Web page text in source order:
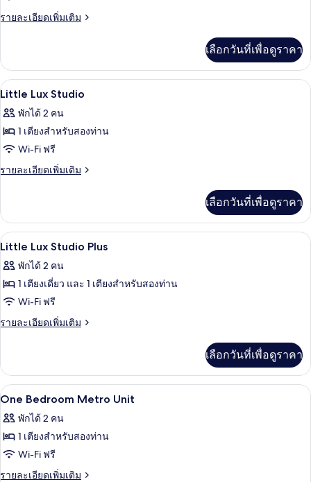
(Accessible)
รายละเอียดเพิ่มเติม
ราย
เกี่ยว
กับ
สตู
โอ
(Accessible)
เลือกวันที่เพื่อดูราคา
เปิด
ภาพถ่าย
ทั้งหมด
ของ
Little
ผ้าม่านกันแสง, เตารีด/โต๊ะรีดผ้า, เปล/
6
Little Lux Studio
พักได้ 2 คน
1 เตียงสำหรับสองท่าน
Wi-Fi ฟรี
รายละเอียดเพิ่มเติม
ราย
เกี่ยว
กับ
Little
Studio
เลือกวันที่เพื่อดูราคา
เปิด
ภาพถ่าย
ทั้งหมด
ของ
Little
Plus
ผ้าม่านกันแสง, เตารีด/โต๊ะรีดผ้า, เปล/
4
Little Lux Studio Plus
พักได้ 2 คน
1 เตียงเดี่ยว และ 1 เตียงสำหรับสองท่าน
Wi-Fi ฟรี
รายละเอียดเพิ่มเติม
ราย
เกี่ยว
กับ
Little
Studio
Plus
เลือกวันที่เพื่อดูราคา
เปิด
ภาพถ่าย
ทั้งหมด
ของ
One
ผ้าม่านกันแสง, เตารีด/โต๊ะรีดผ้า, เปล/
7
One Bedroom Metro Unit
พักได้ 2 คน
1 เตียงสำหรับสองท่าน
Wi-Fi ฟรี
รายละเอียดเพิ่มเติม
ราย